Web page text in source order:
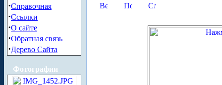
·Справочная
·Ссылки
·О сайте
·Обратная связь
·Дерево Сайта
Фотографии